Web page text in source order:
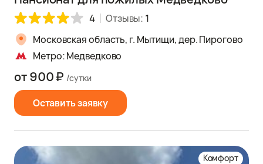
4 Отзывы: 1
Московская область, г. Мытищи, дер. Пирогово
Метро: Медведково
Оставить заявку
от 900 ₽ /сутки
Комфорт